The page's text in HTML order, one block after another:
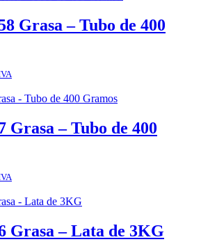
Grasa – Tubo de 400
Grasa – Tubo de 400
Grasa – Lata de 3KG